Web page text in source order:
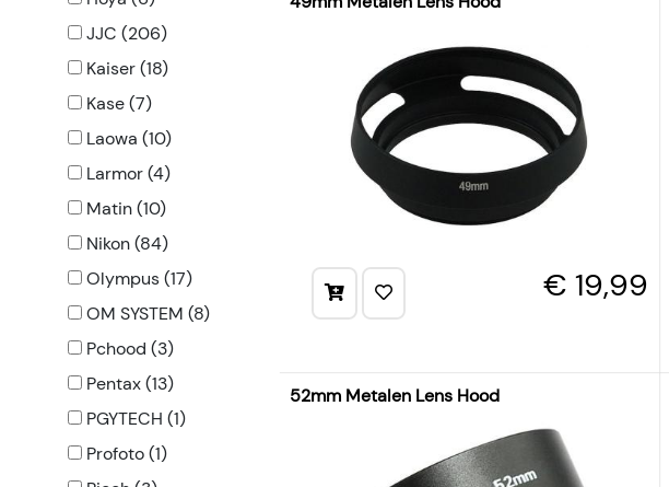
JJC (206)
Kaiser (18)
Kase (7)
Laowa (10)
Larmor (4)
Matin (10)
Nikon (84)
Olympus (17)
OM SYSTEM (8)
Pchood (3)
Pentax (13)
PGYTECH (1)
Profoto (1)
€ 19,99
52mm Metalen Lens Hood